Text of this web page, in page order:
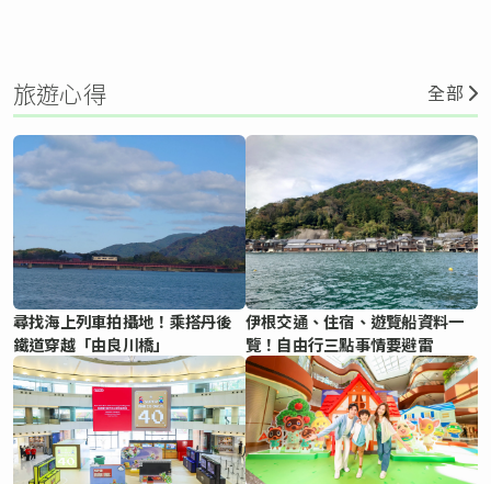
旅遊心得 全部
尋找海上列車拍攝地！乘搭丹後
鐵道穿越「由良川橋」
伊根交通、住宿、遊覽船資料一
覽！自由行三點事情要避雷